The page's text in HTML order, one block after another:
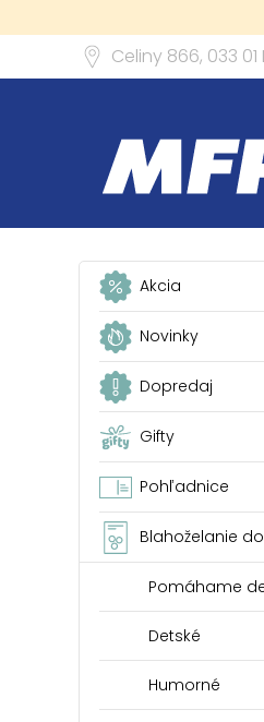
Celiny 866, 033 01
Akcia
Novinky
Dopredaj
Gifty
Pohľadnice
Blahoželanie
Pomáhame
Detské
Humorné